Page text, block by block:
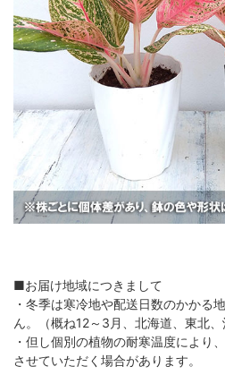
■お届け地域につきまして
・冬季は寒冷地や配送日数のかかる
ん。（概ね12～3月、北海道、東北、
・但し個別の植物の耐寒温度により
させていただく場合があります。